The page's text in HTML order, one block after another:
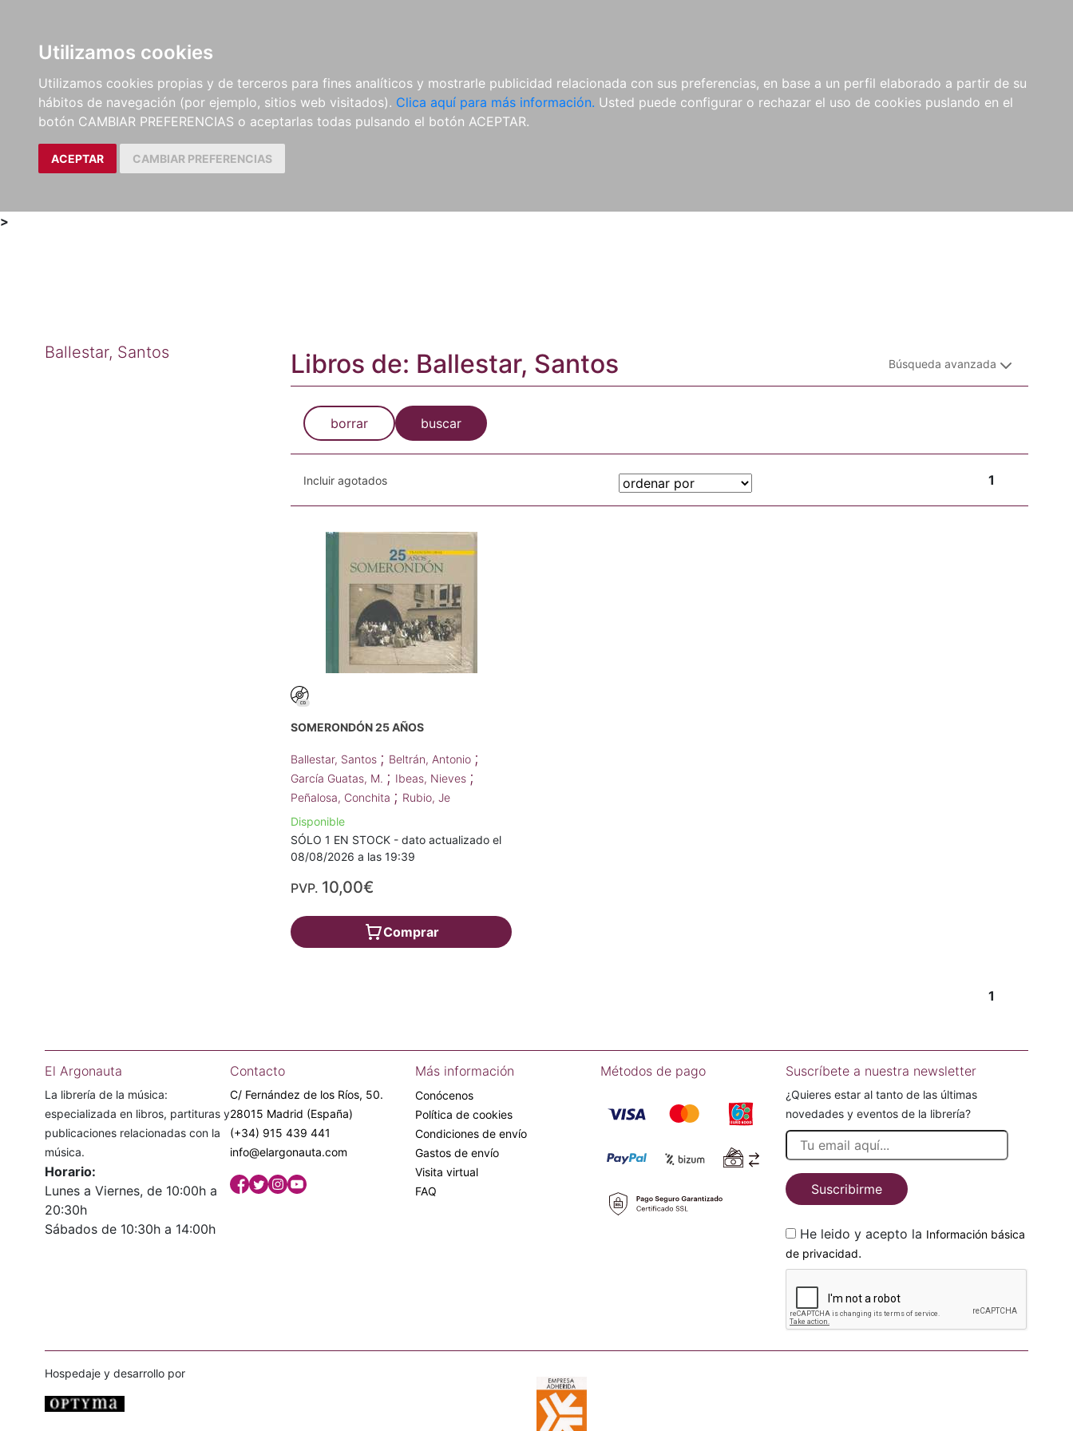
Utilizamos cookies
Utilizamos cookies propias y de terceros para fines analíticos y mostrarle publicidad relacionada con sus preferencias, en base a un perfil elaborado a partir de su
hábitos de navegación (por ejemplo, sitios web visitados). Clica aquí para más información. Usted puede configurar o rechazar el uso de cookies puslando en el
botón CAMBIAR PREFERENCIAS o aceptarlas todas pulsando el botón ACEPTAR.
ACEPTAR CAMBIAR PREFERENCIAS
LIBROS
MÉTODOS Y
EJERCICIOS
PARTITURAS Y EDICIONES
CRÍTICAS
REVISTAS
CDS Y
DVDS
MATERIAL
COMPLEMENTARIO
NOVEDADES NOTICIAS
COMPRAS
INSTITUCIONALES
>
Ballestar, Santos Libros de: Ballestar, Santos Búsqueda avanzada
borrar buscar
Incluir agotados 1
SOMERONDÓN 25 AÑOS
Ballestar, Santos ; Beltrán, Antonio ;
García Guatas, M. ; Ibeas, Nieves ;
Peñalosa, Conchita ; Rubio, Je
Disponible
SÓLO 1 EN STOCK - dato actualizado el
08/08/2026 a las 19:39
PVP. 10,00€
Comprar
1
El Argonauta
La librería de la música:
especializada en libros, partituras y
publicaciones relacionadas con la
música.
Horario:
Lunes a Viernes, de 10:00h a
20:30h
Sábados de 10:30h a 14:00h
Contacto
C/ Fernández de los Ríos, 50.
28015 Madrid (España)
(+34) 915 439 441
info@elargonauta.com
Más información
Conócenos
Política de cookies
Condiciones de envío
Gastos de envío
Visita virtual
FAQ
Métodos de pago Suscríbete a nuestra newsletter
¿Quieres estar al tanto de las últimas
novedades y eventos de la librería?
Suscribirme
He leido y acepto la Información básica
de privacidad.
Hospedaje y desarrollo por